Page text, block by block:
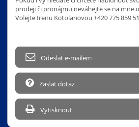
prodeji či pronájmu neváhejte se na mne
Volejte Irenu Kotolanovou +420 775 859
Odeslat e-mailem
Zaslat dotaz
Vytisknout